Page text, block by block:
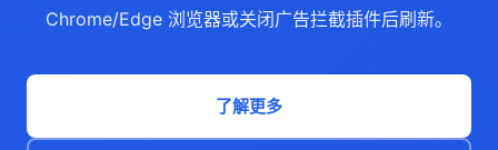
Chrome/Edge 浏览器或关闭广告拦截插件后刷新。
了解更多